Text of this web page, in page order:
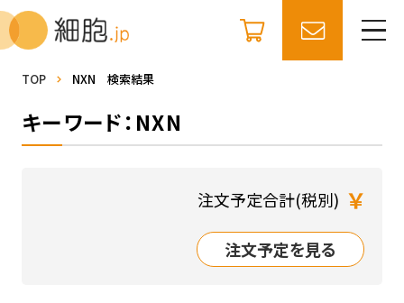
TOP NXN 検索結果
キーワード：NXN
注文予定合計(税別) ￥
注文予定を見る